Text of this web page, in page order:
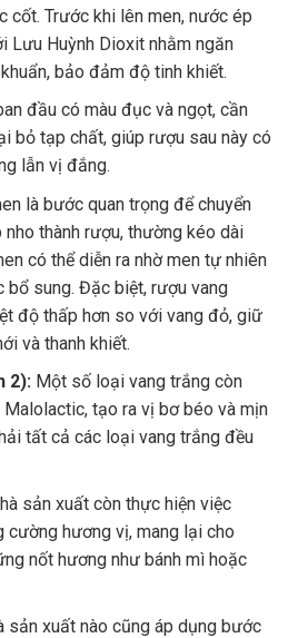
Trước khi lên men, nước ép
Lưu Huỳnh Dioxit nhằm ngăn
bảo đảm độ tinh khiết.
đầu có màu đục và ngọt, cần
bỏ tạp chất, giúp rượu sau này có
lẫn vị đắng.
là bước quan trọng để chuyển
thành rượu, thường kéo dài
có thể diễn ra nhờ men tự nhiên
sung. Đặc biệt, rượu vang
độ thấp hơn so với vang đỏ, giữ
và thanh khiết.
2): Một số loại vang trắng còn
tạo ra vị bơ béo và mịn
tất cả các loại vang trắng đều
sản xuất còn thực hiện việc
cường hương vị, mang lại cho
nốt hương như bánh mì hoặc
sản xuất nào cũng áp dụng bước